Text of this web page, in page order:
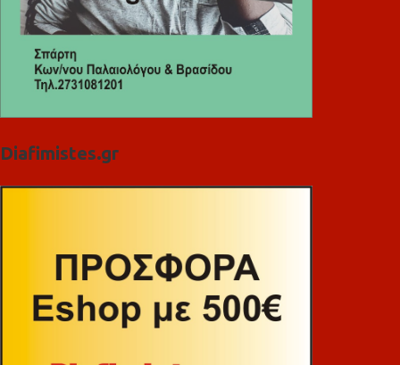
Diafimistes.gr